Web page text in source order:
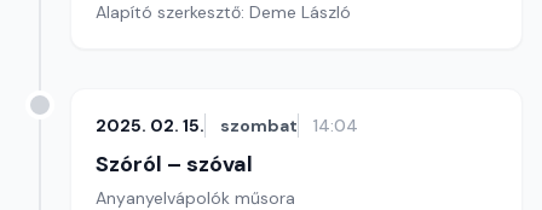
Alapító szerkesztő: Deme László
2025. 02. 15. szombat 14:04
Szóról – szóval
Anyanyelvápolók műsora